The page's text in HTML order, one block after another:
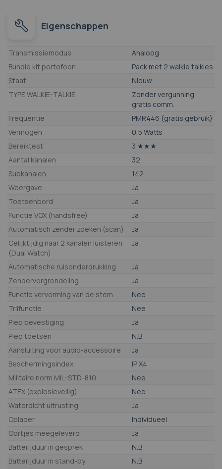
Eigenschappen
Eigenschappen
Transmissiemodus
Analoog
Bundle kit portofoon
Pack met 2 walkie talkies
Staat
Nieuw
TYPE WALKIE-TALKIE
Zonder vergunning
gratis comm.
Frequentie
PMR446 (gratis gebruik)
Vermogen
0,5 Watts
Bereiktest
3 ★★★
Aantal kanalen
32
Subkanalen
142
Weergave
Ja
Toetsenbord
Ja
Functie VOX (handsfree)
Ja
Automatisch zender zoeken (scan)
Ja
Gelijktijdig naar 2 kanalen luisteren
(Dual Watch)
Ja
Automatische ruisonderdrukking
Ja
Zendervergrendeling
Ja
Functie vervorming van de stem
Nee
Trilfunctie
Nee
Piep bevestiging
Ja
Piep toetsen
N.B
Aansluiting voor audio-accessoire
Ja
Beschermingsindex
IP X4
Militaire norm MIL-STD-810
Nee
ATEX (explosieveilig)
Nee
Waterdicht uitrusting
Ja
Oplader
Individueel
Oortjes meegeleverd
Ja
Batterijduur in gesprek
N.B
Batterijduur in stand-by
N.B